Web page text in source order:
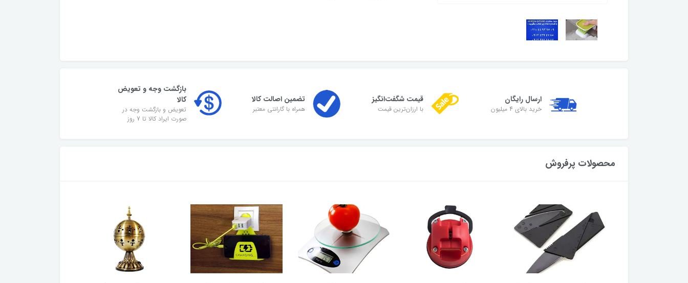
ارسال رایگان
خرید بالای 4 میلیون
قیمت شگفت‌انگیز
با ارزان‌ترین قیمت
تضمین اصالت کالا
همراه با گارانتی معتبر
بازگشت وجه و تعویض
کالا
تعویض و بازگشت وجه در
صورت ایراد کالا تا 7 روز
محصولات پرفروش